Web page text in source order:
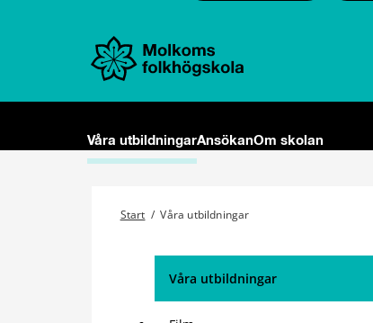
Våra utbildningarAnsökanOm skolan
Start / Våra utbildningar
Våra utbildningar